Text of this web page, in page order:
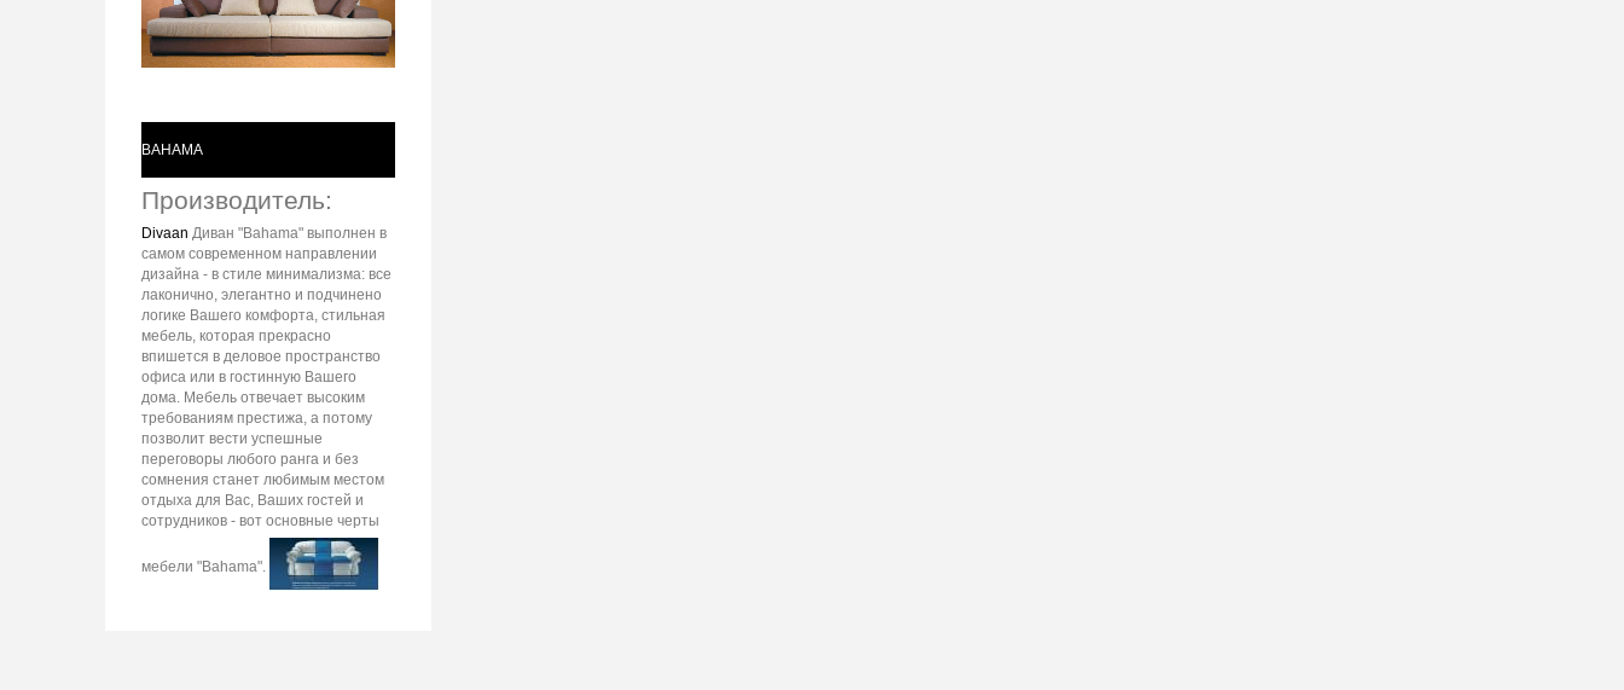
BAHAMA
Производитель:
Divaan Диван "Bahama" выполнен в
самом современном направлении
дизайна - в стиле минимализма: все
лаконично, элегантно и подчинено
логике Вашего комфорта, cтильная
мебель, которая прекрасно
впишется в деловое пространство
офиса или в гостинную Вашего
дома. Мебель отвечает высоким
требованиям престижа, а потому
позволит вести успешные
переговоры любого ранга и без
сомнения станет любимым местом
отдыха для Вас, Ваших гостей и
сотрудников - вот основные черты
мебели "Bahama".